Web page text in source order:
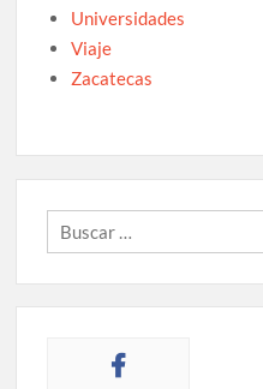
Universidades
Viaje
Zacatecas